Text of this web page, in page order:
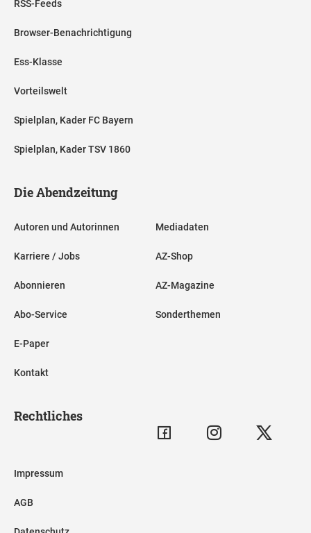
RSS-Feeds
Browser-Benachrichtigung
Ess-Klasse
Vorteilswelt
Spielplan, Kader FC Bayern
Spielplan, Kader TSV 1860
Die Abendzeitung
Autoren und Autorinnen
Karriere / Jobs
Abonnieren
Abo-Service
E-Paper
Kontakt
Mediadaten
AZ-Shop
AZ-Magazine
Sonderthemen
Rechtliches
Impressum
AGB